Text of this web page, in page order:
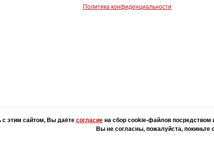
Политика конфиденциальности
«ПолиграфычЪ» - изготовление печатей и штампов
с этим сайтом, Вы даёте согласиена сбор cookie-файлов посредством
Вы не согласны, пожалуйста, покиньте